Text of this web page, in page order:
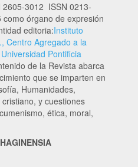
2605-3012 ISSN 0213-
órgano de expresión
editoria:Instituto
Centro Agregado a la
Pontificia
de la Revista abarca
que se imparten en
Humanidades,
y cuestiones
ética, moral,